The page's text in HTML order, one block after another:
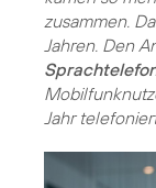
zusammen.
Jahren. Den
Jahr